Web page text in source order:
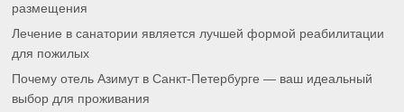
размещения
Лечение в санатории является лучшей формой реабилитации
для пожилых
Почему отель Азимут в Санкт-Петербурге — ваш идеальный
выбор для проживания